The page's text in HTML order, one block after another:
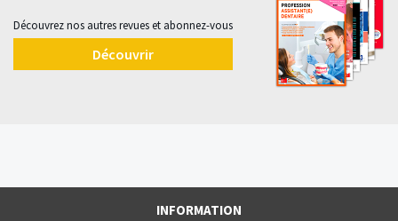
Découvrez nos autres revues et abonnez-vous
Découvrir
INFORMATION